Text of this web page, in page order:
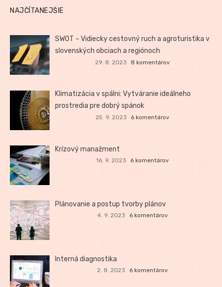
NAJČÍTANEJŠIE
SWOT – Vidiecky cestovný ruch a agroturistika v
slovenských obciach a regiónoch
29. 8. 2023 8 komentárov
Klimatizácia v spálni: Vytváranie ideálneho
prostredia pre dobrý spánok
25. 9. 2023 6 komentárov
Krízový manažment
16. 9. 2023 6 komentárov
Plánovanie a postup tvorby plánov
4. 9. 2023 6 komentárov
Interná diagnostika
2. 8. 2023 6 komentárov